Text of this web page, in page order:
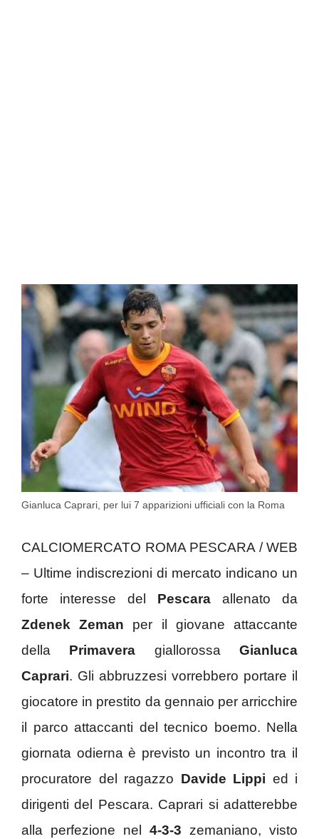
Gianluca Caprari, per lui 7 apparizioni ufficiali con la Roma
CALCIOMERCATO ROMA PESCARA / WEB
– Ultime indiscrezioni di mercato indicano un
forte interesse del Pescara allenato da
Zdenek Zeman per il giovane attaccante
della Primavera giallorossa Gianluca
Caprari. Gli abbruzzesi vorrebbero portare il
giocatore in prestito da gennaio per arricchire
il parco attaccanti del tecnico boemo. Nella
giornata odierna è previsto un incontro tra il
procuratore del ragazzo Davide Lippi ed i
dirigenti del Pescara. Caprari si adatterebbe
alla perfezione nel 4-3-3 zemaniano, visto